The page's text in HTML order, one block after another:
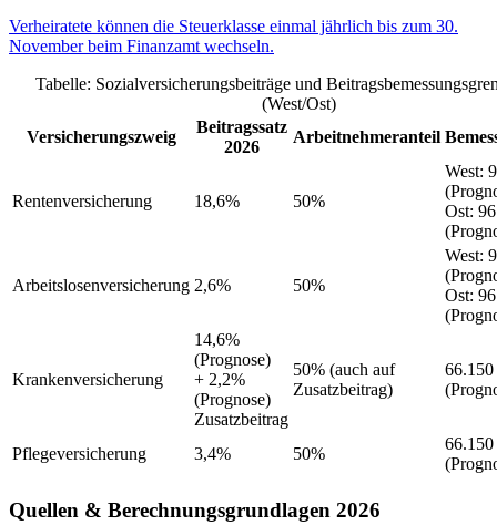
Verheiratete können die Steuerklasse einmal jährlich bis zum 30.
November beim Finanzamt wechseln.
Tabelle: Sozialversicherungsbeiträge und
(West/Ost)
Versicherungszweig
Beitragssatz
2026
Arbeitnehmeranteil
Rentenversicherung 18,6% 50%
West:
Ost:
Arbeitslosenversicherung 2,6% 50%
West:
Ost:
Krankenversicherung
14,6%
(Prognose)
+ 2,2%
(Prognose)
Zusatzbeitrag
50% (auch auf
Zusatzbeitrag)
66.150
Pflegeversicherung 3,4% 50%
66.150
Quellen & Berechnungsgrundlagen 2026